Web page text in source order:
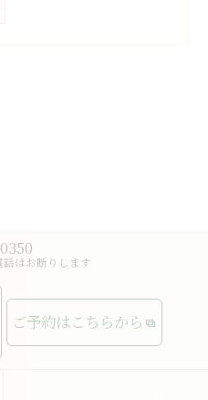
はお断りします
ご予約はこちらから